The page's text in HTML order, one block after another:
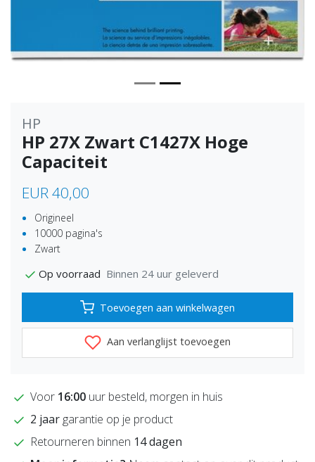
HP
HP 27X Zwart C1427X Hoge
Capaciteit
EUR 40,00
Origineel
10000 pagina's
Zwart
Op voorraad Binnen 24 uur geleverd
Toevoegen aan winkelwagen
Aan verlanglijst toevoegen
Voor 16:00 uur besteld, morgen in huis
2 jaargarantie op je product
Retourneren binnen 14 dagen